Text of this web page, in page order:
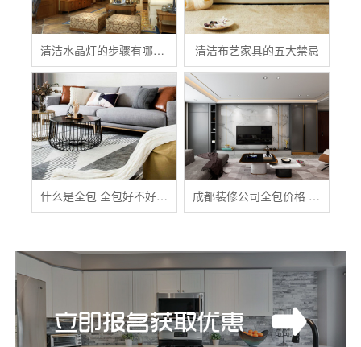
清洁水晶灯的步骤有哪些？ 清洁布艺家具的五大禁忌
什么是全包 全包好不好 全包装修注意事项有哪些 成都装修公司全包价格 成都全包装修多少钱一平